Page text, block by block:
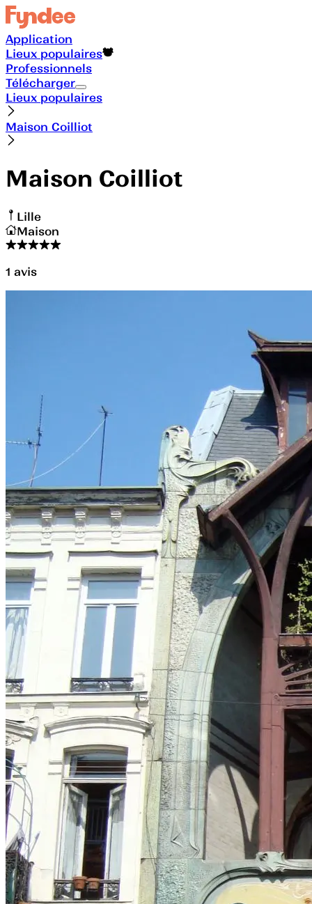
Application
Lieux populaires
Professionnels
Télécharger
Lieux populaires
Maison Coilliot
Maison Coilliot
Lille
Maison
1 avis